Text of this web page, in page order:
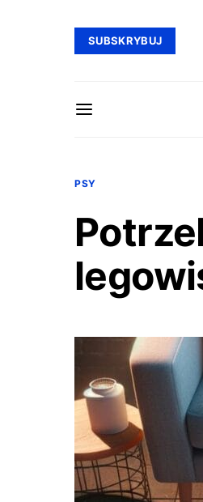
SUBSKRYBUJ
PSY